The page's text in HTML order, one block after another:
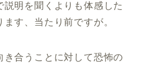
明を聞くよりも体感した
す、当たり前ですが。
き合うことに対して恐怖の